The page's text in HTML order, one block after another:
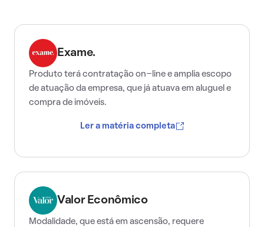
Exame.
Produto terá contratação on-line e amplia escopo
de atuação da empresa, que já atuava em aluguel e
compra de imóveis.
Ler a matéria completa
Valor Econômico
Modalidade, que está em ascensão, requere